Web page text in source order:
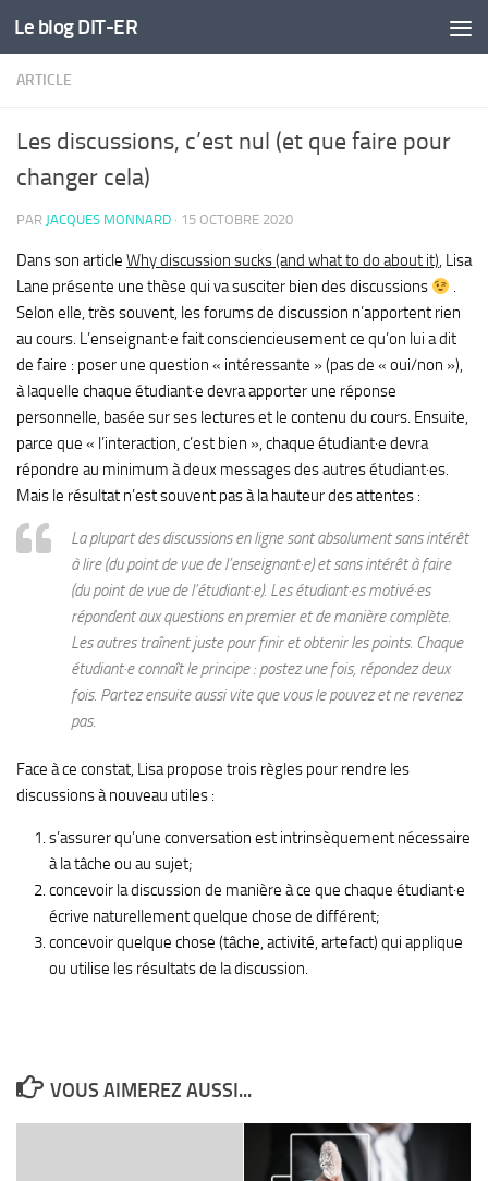
Skip to content
Le blog DIT-ER
ARTICLE
Les discussions, c’est nul (et que faire pour
changer cela)
PAR JACQUES MONNARD · 15 OCTOBRE 2020
Dans son article Why discussion sucks (and what to do about it), Lisa
Lane présente une thèse qui va susciter bien des discussions
.
Selon elle, très souvent, les forums de discussion n’apportent rien
au cours. L’enseignant·e fait consciencieusement ce qu’on lui a dit
de faire : poser une question « intéressante » (pas de « oui/non »),
à laquelle chaque étudiant·e devra apporter une réponse
personnelle, basée sur ses lectures et le contenu du cours. Ensuite,
parce que « l’interaction, c’est bien », chaque étudiant·e devra
répondre au minimum à deux messages des autres étudiant·es.
Mais le résultat n’est souvent pas à la hauteur des attentes :
La plupart des discussions en ligne sont absolument sans intérêt
à lire (du point de vue de l’enseignant·e) et sans intérêt à faire
(du point de vue de l’étudiant·e). Les étudiant·es motivé·es
répondent aux questions en premier et de manière complète.
Les autres traînent juste pour finir et obtenir les points. Chaque
étudiant·e connaît le principe : postez une fois, répondez deux
fois. Partez ensuite aussi vite que vous le pouvez et ne revenez
pas.
Face à ce constat, Lisa propose trois règles pour rendre les
discussions à nouveau utiles :
s’assurer qu’une conversation est intrinsèquement nécessaire
à la tâche ou au sujet;
concevoir la discussion de manière à ce que chaque étudiant·e
écrive naturellement quelque chose de différent;
concevoir quelque chose (tâche, activité, artefact) qui applique
ou utilise les résultats de la discussion.
VOUS AIMEREZ AUSSI...